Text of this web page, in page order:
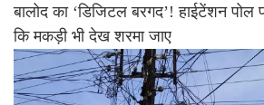
बालोद का ‘डिजिटल बरगद’! हाईटेंशन पोल
कि मकड़ी भी देख शरमा जाए